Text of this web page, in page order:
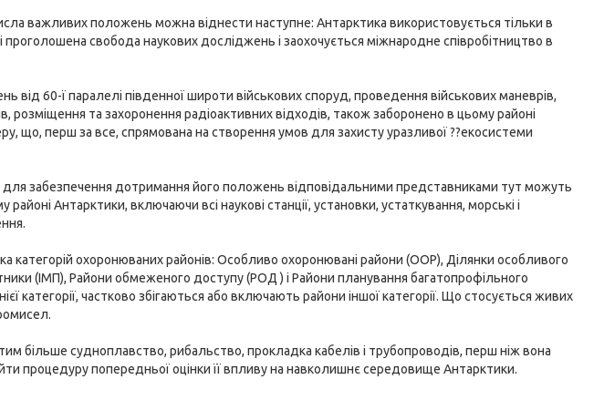
важливих положень можна віднести наступне: Антарктика використовується тільки в
свобода наукових досліджень і заохочується міжнародне співробітництво в
від 60-ї паралелі південної широти військових споруд, проведення військових маневрів,
розміщення та захоронення радіоактивних відходів, також заборонено в цьому районі
що, перш за все, спрямована на створення умов для захисту уразливої ??екосистеми
забезпечення дотримання його положень відповідальними представниками тут можуть
Антарктики, включаючи всі наукові станції, установки, устаткування, морські і
категорій охоронюваних районів: Особливо охоронювані райони (ООР), Ділянки особливого
(ІМП), Райони обмеженого доступу (РОД ) і Райони планування багатопрофільного
категорії, частково збігаються або включають райони іншої категорії. Що стосується живих
більше судноплавство, рибальство, прокладка кабелів і трубопроводів, перш ніж вона
процедуру попередньої оцінки її впливу на навколишнє середовище Антарктики.